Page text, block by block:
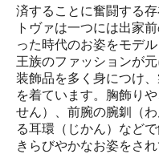
済することに奮闘する
トヴァは一つには出家
った時代のお姿をモデ
王族のファッションが元
装飾品を多く身につけ
を着ています。胸飾り
せん）、前腕の腕釧（
る耳環（じかん）など
きらびやかなお姿をさ